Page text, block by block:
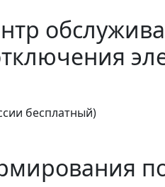
бесплатный)